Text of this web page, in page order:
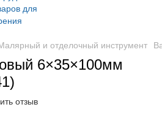
и отделочный инструмент
6×35×100мм
отзыв